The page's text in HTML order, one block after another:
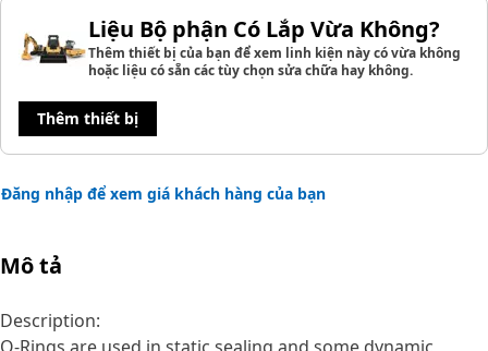
Liệu Bộ phận Có Lắp Vừa Không?
Thêm thiết bị của bạn để xem linh kiện này có vừa không
hoặc liệu có sẵn các tùy chọn sửa chữa hay không.
Thêm thiết bị
Đăng nhập để xem giá khách hàng của bạn
Mô tả
Description: